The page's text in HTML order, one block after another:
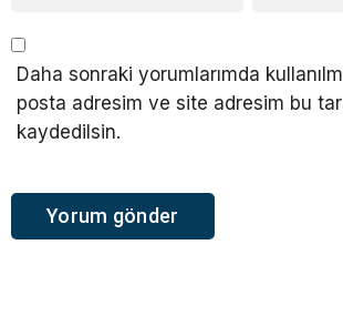
Daha sonraki yorumlarımda
posta adresim ve site adresim bu
kaydedilsin.